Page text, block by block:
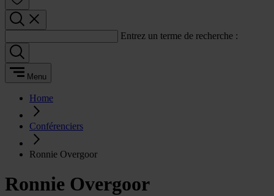
Entrez un terme de recherche :
Menu
Home
Conférenciers
Ronnie Overgoor
Ronnie Overgoor